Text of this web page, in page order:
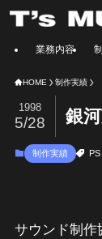
業務内容
HOME 制作実績
銀
1998
5/28
制作実績 PS
サウンド制作